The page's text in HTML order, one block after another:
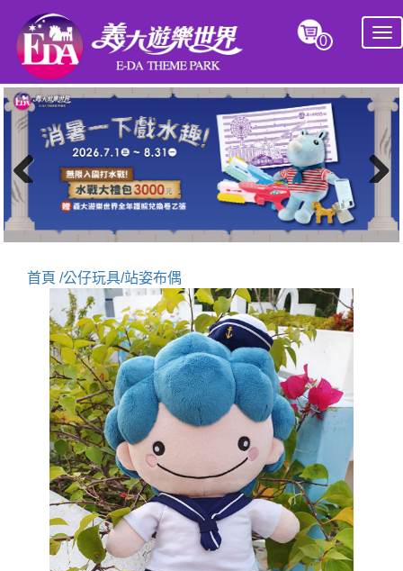
0
Previous
首頁 /公仔玩具/站姿布偶